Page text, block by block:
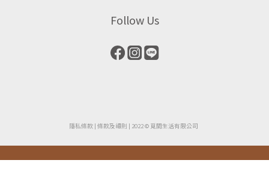
Follow Us
隱私條款| ​ 條款及細則 | 2022 © 覓間生活有限公司